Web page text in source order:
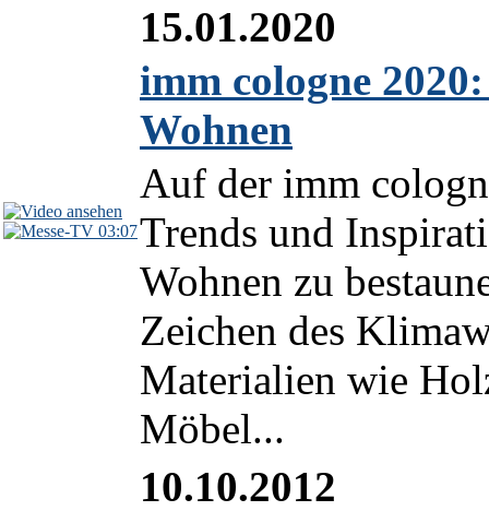
03:07
15.01.2020
imm cologne
Wohnen
Auf der imm
Trends und
Wohnen zu
Zeichen des
Materialien wie
Möbel...
10.10.2012